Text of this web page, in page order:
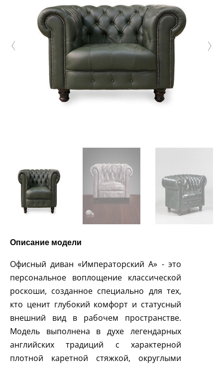
Описание модели
Офисный диван «Императорский А» - это
персональное воплощение классической
роскоши, созданное специально для тех,
кто ценит глубокий комфорт и статусный
внешний вид в рабочем пространстве.
Модель выполнена в духе легендарных
английских традиций с характерной
плотной каретной стяжкой, округлыми